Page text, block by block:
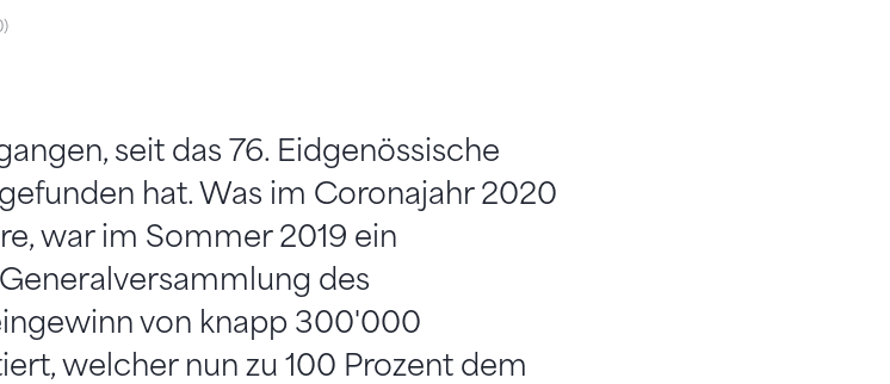
seit das 76. Eidgenössische
hat. Was im Coronajahr 2020
war im Sommer 2019 ein
des
von knapp 300'000
welcher nun zu 100 Prozent dem